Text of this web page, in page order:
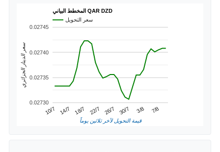
المخطط البياني QAR DZD
سعر التحويل
10/7 14/7 18/7 22/7 26/7 30/7 3/8 7/8
0.02730
0.02735
0.02740
0.02745
قيمة التحويل لآخر ثلاثين يوماً
سعر الدينار الجزائري